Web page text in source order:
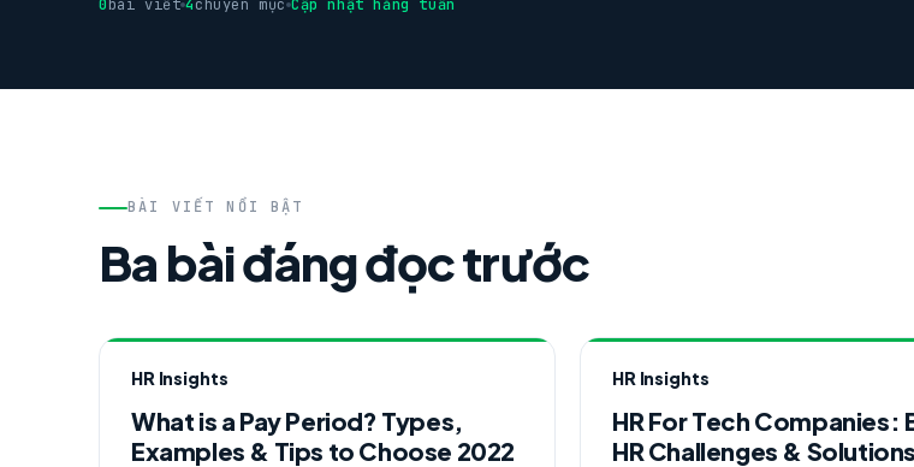
0bài viết 4chuyên mục Cập nhật hằng tuần
BÀI VIẾT NỔI BẬT
Ba bài đáng đọc trước
HR Insights
What is a Pay Period? Types,
Examples & Tips to Choose 2022
HR Insights
HR For Tech Companies:
HR Challenges & Solutions